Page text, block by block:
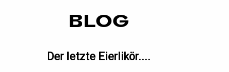
BLOG
Der letzte Eierlikör....